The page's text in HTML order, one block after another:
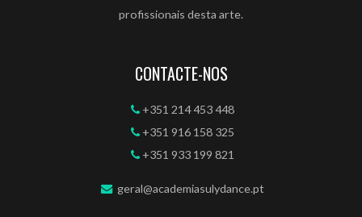
profissionais desta arte.
CONTACTE-NOS
+351 214 453 448
+351 916 158 325
+351 933 199 821
geral@academiasulydance.pt